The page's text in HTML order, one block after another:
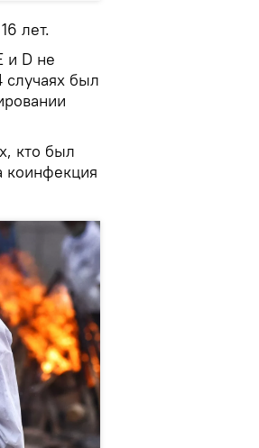
лет.
и D не
был
кто был
коинфекция